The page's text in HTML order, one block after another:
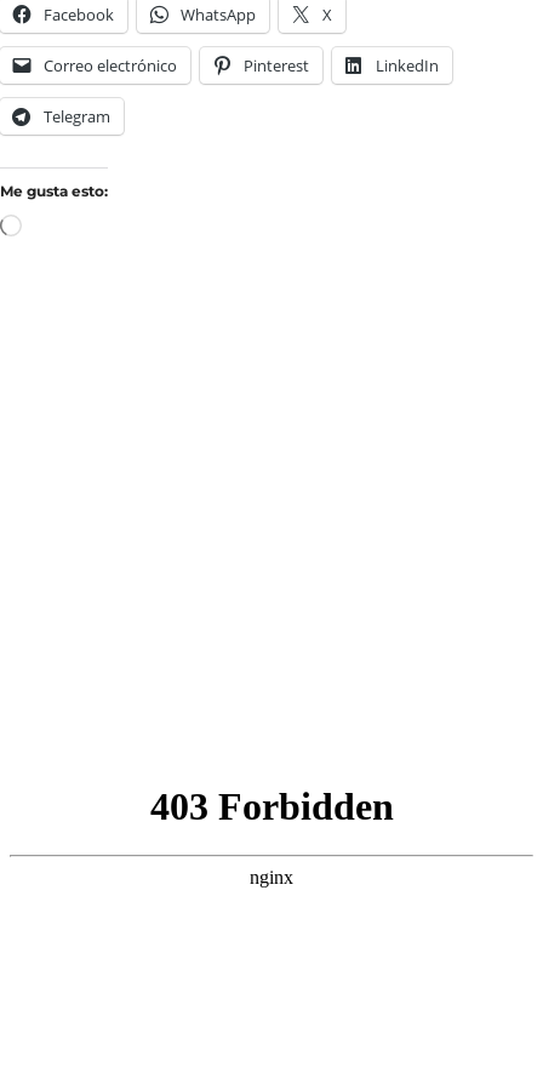
Facebook WhatsApp X
Correo electrónico Pinterest LinkedIn
Telegram
Me gusta esto: